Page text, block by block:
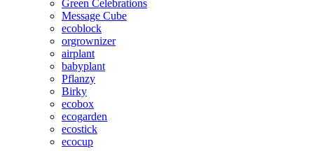
Green Celebrations
Message Cube
ecoblock
orgrownizer
airplant
babyplant
Pflanzy
Birky
ecobox
ecogarden
ecostick
ecocup